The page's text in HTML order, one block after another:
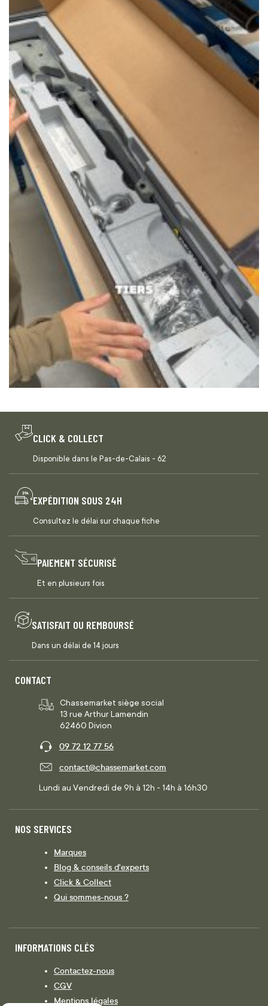
CLICK & COLLECT
Disponible dans le Pas-de-Calais - 62
EXPÉDITION SOUS 24H
Consultez le délai sur chaque fiche
PAIEMENT SÉCURISÉ
Et en plusieurs fois
SATISFAIT OU REMBOURSÉ
Dans un délai de 14 jours
CONTACT
Chassemarket siège social
13 rue Arthur Lamendin
62460 Divion
09 72 12 77 56
contact@chassemarket.com
Lundi au Vendredi de 9h à 12h - 14h à 16h30
NOS SERVICES
Marques
Blog & conseils d'experts
Click & Collect
Qui sommes-nous ?
INFORMATIONS CLÉS
Contactez-nous
CGV
Mentions légales